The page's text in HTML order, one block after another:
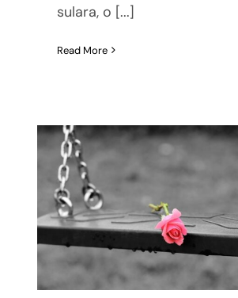
sulara, o [...]
Read More